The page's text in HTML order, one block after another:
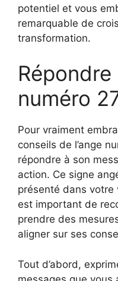
potentiel et vous
remarquable de
transformation.
Répondre
numéro
Pour vraiment
conseils de l’ange
répondre à son
action. Ce signe
présenté dans votre
est important de
prendre des
aligner sur ses
Tout d’abord,